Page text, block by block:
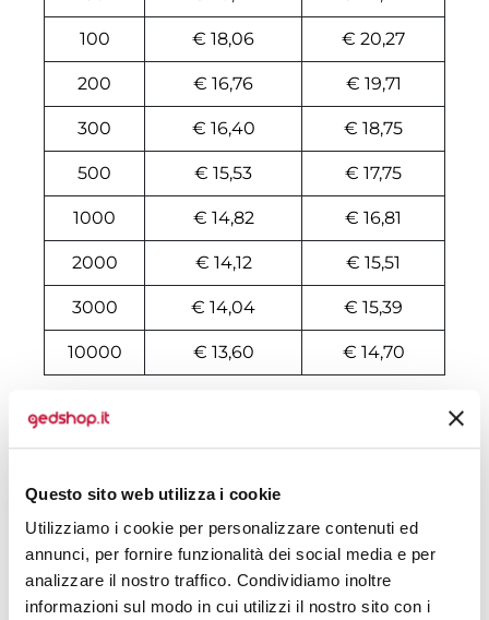
Questo sito web utilizza i cookie
Utilizziamo i cookie per personalizzare contenuti ed
annunci, per fornire funzionalità dei social media e per
analizzare il nostro traffico. Condividiamo inoltre
informazioni sul modo in cui utilizzi il nostro sito con i
100 € 18,06 € 20,27
200 € 16,76 € 19,71
300 € 16,40 € 18,75
500 € 15,53 € 17,75
1000 € 14,82 € 16,81
2000 € 14,12 € 15,51
3000 € 14,04 € 15,39
10000 € 13,60 € 14,70
Tecniche di stampa
Area di personalizzazione
Domande e risposte